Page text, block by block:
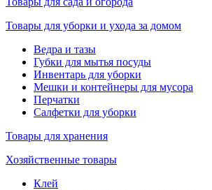
Товары для уборки и ухода за домом
Ведра и тазы
Губки для мытья посуды
Инвентарь для уборки
Мешки и контейнеры для мусора
Перчатки
Салфетки для уборки
Товары для хранения
Хозяйственные товары
Клей